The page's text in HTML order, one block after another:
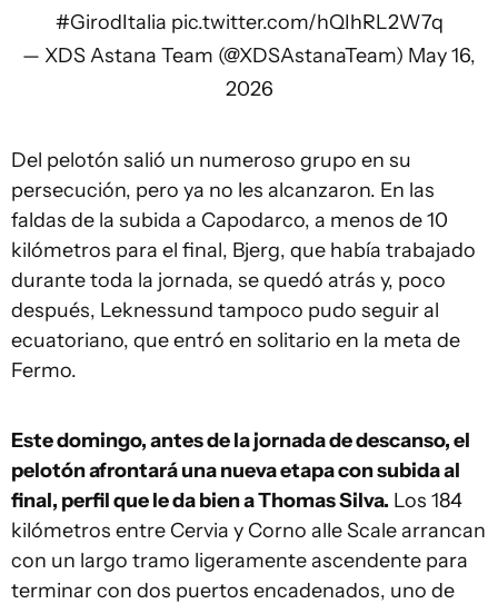
#GirodItalia pic.twitter.com/hQIhRL2W7q
— XDS Astana Team (@XDSAstanaTeam) May 16,
2026
Del pelotón salió un numeroso grupo en su
persecución, pero ya no les alcanzaron. En las
faldas de la subida a Capodarco, a menos de 10
kilómetros para el final, Bjerg, que había trabajado
durante toda la jornada, se quedó atrás y, poco
después, Leknessund tampoco pudo seguir al
ecuatoriano, que entró en solitario en la meta de
Fermo.
Este domingo, antes de la jornada de descanso, el
pelotón afrontará una nueva etapa con subida al
final, perfil que le da bien a Thomas Silva. Los 184
kilómetros entre Cervia y Corno alle Scale arrancan
con un largo tramo ligeramente ascendente para
terminar con dos puertos encadenados, uno de